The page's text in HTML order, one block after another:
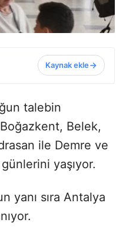
Kaynak ekle
talebin
Belek,
ile Demre ve
yaşıyor.
yanı sıra Antalya